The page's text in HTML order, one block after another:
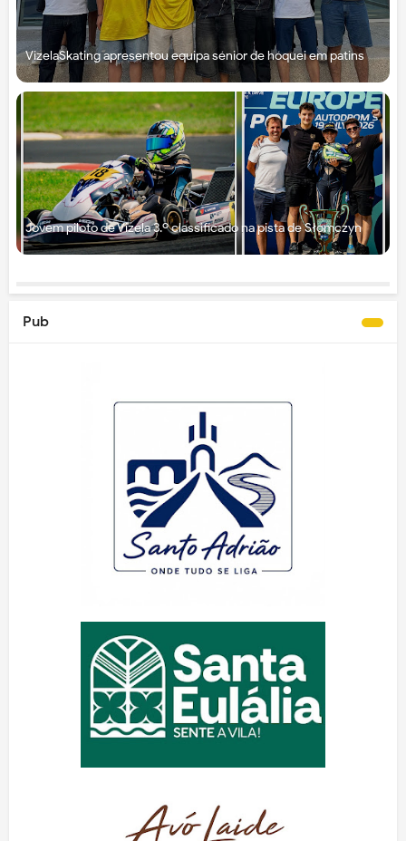
VizelaSkating apresentou equipa sénior de hóquei em patins
Jovem piloto de Vizela 3.º classificado na pista de Słomczyn
Pub